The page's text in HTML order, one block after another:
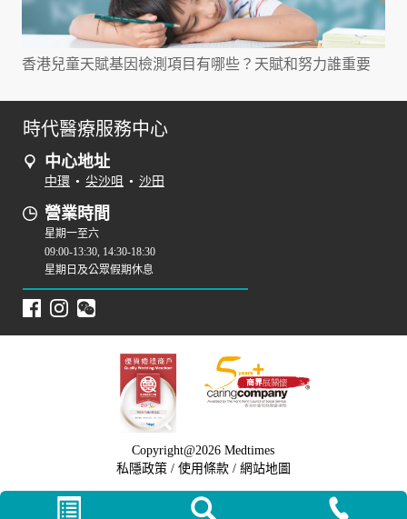
香港兒童天賦基因檢測項目有哪些？天賦和努力誰重要
時代醫療服務中心
中心地址
中環 • 尖沙咀 • 沙田
營業時間
星期一至六
09:00-13:30, 14:30-18:30
星期日及公眾假期休息
Copyright@2026 Medtimes
私隱政策 / 使用條款/ 網站地圖